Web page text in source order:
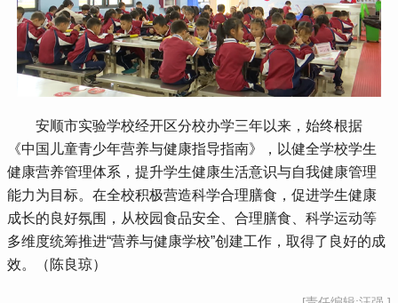
安顺市实验学校经开区分校办学三年以来，始终根据
《中国儿童青少年营养与健康指导指南》，以健全学校学生
健康营养管理体系，提升学生健康生活意识与自我健康管理
能力为目标。在全校积极营造科学合理膳食，促进学生健康
成长的良好氛围，从校园食品安全、合理膳食、科学运动等
多维度统筹推进“营养与健康学校”创建工作，取得了良好的成
效。（陈良琼）